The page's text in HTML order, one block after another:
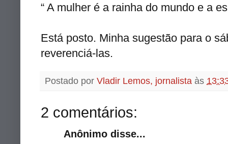
“ A mulher é a rainha do mundo e a
Está posto. Minha sugestão para o
reverenciá-las.
Postado por Vladir Lemos, jornalista às
2 comentários:
Anônimo disse...